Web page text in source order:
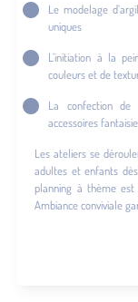
Le modelage
uniques
L’initiation à la
couleurs et de
La confection de
accessoires
Les ateliers se
adultes et enfants
planning à thème est
Ambiance conviviale